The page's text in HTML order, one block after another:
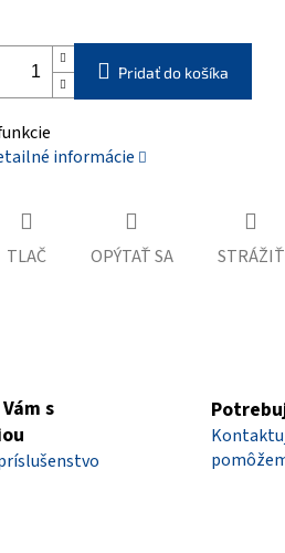
Pridať do košíka
informácie
TLAČ OPÝTAŤ SA STRÁŽIŤ
s